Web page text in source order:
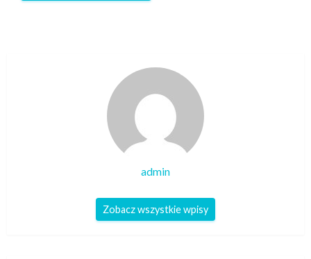
admin
Zobacz wszystkie wpisy